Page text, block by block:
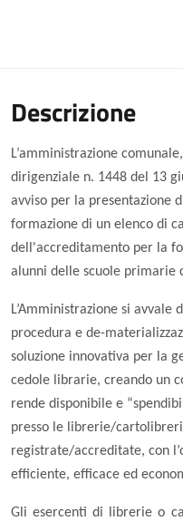
Descrizione
L’amministrazione
dirigenziale n. 1448 del 13
avviso per la presentazione
formazione di un elenco di
dell'accreditamento per la
alunni delle scuole primarie
L’Amministrazione si avvale
procedura e de-
soluzione innovativa per la
cedole librarie, creando un
rende disponibile e
presso le librerie/
registrate/accreditate, con
efficiente, efficace ed
Gli esercenti di librerie o